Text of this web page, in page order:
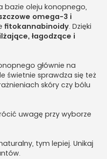
bazie oleju konopnego,
omega-3 i
fitokannabinoidy. Dzięki
łagodzące i
głównie na
świetnie sprawdza się też
skóry czy bólu
uwagę przy wyborze
tym lepiej. Unikaj